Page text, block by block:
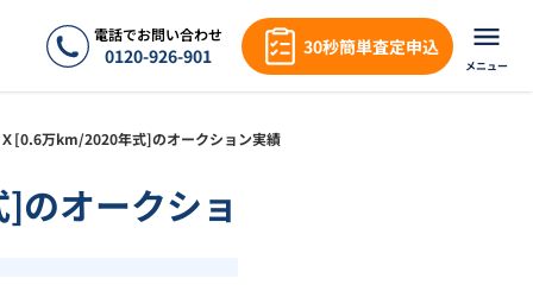
電話でお問い合わせ
0120-926-901 30秒簡単査定申込
メニュー
[0.6万km/2020年式]のオークション実績
オークショ